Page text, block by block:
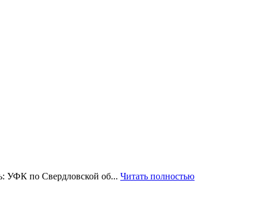
УФК по Свердловской об... Читать полностью